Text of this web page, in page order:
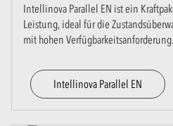
Intellinova Parallel EN ist ein
Leistung, ideal für die
mit hohen Verfügbarkeitsanforderung
Intellinova Parallel EN